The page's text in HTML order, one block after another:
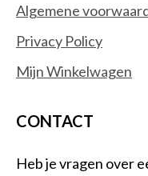
Algemene
Privacy Policy
Mijn Winkelwagen
CONTACT
Heb je vragen over